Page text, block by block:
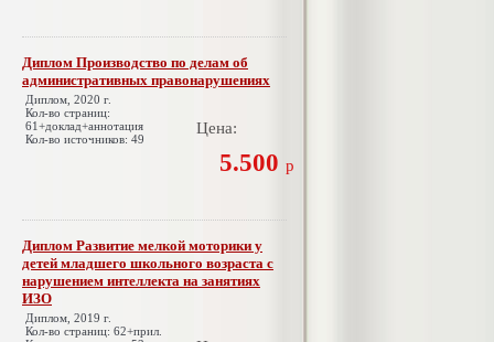
Диплом Производство по делам об
административных правонарушениях
Диплом, 2020 г.
Кол-во страниц:
61+доклад+аннотация
Кол-во источников: 49
Цена:
5.500 р
Диплом Развитие мелкой моторики у
детей младшего школьного возраста с
нарушением интеллекта на занятиях
ИЗО
Диплом, 2019 г.
Кол-во страниц: 62+прил.